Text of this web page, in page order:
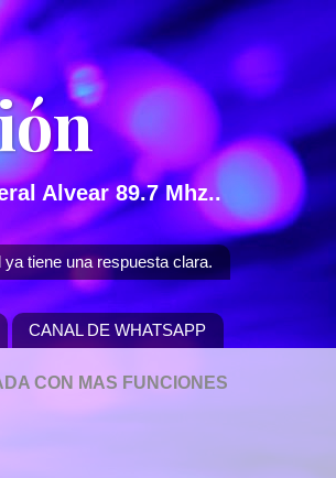
Alvear 89.7 Mhz..
tiene una respuesta clara.
CANAL DE WHATSAPP
CON MAS FUNCIONES